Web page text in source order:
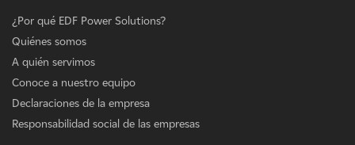
¿Por qué EDF Power Solutions?
Quiénes somos
A quién servimos
Conoce a nuestro equipo
Declaraciones de la empresa
Responsabilidad social de las empresas